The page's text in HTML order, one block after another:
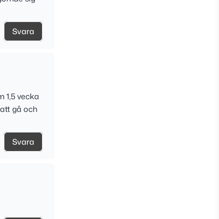
Svara
1,5 vecka
gå och
Svara